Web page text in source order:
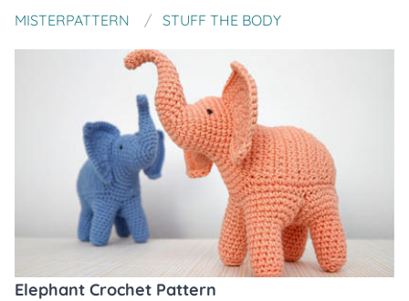
MISTERPATTERN STUFF THE BODY
Elephant Crochet Pattern